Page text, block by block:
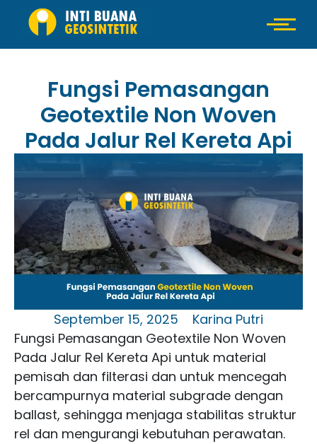
Fungsi Pemasangan
Geotextile Non Woven
Pada Jalur Rel Kereta Api
September 15, 2025
Karina Putri
Fungsi Pemasangan Geotextile Non Woven
Pada Jalur Rel Kereta Api untuk material
pemisah dan filterasi dan untuk mencegah
bercampurnya material subgrade dengan
ballast, sehingga menjaga stabilitas struktur
rel dan mengurangi kebutuhan perawatan.